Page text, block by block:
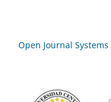
Open Journal Systems